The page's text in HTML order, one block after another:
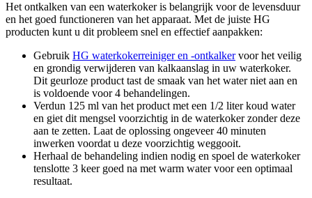
Het ontkalken van een waterkoker is belangrijk voor de levensduur
en het goed functioneren van het apparaat. Met de juiste HG
producten kunt u dit probleem snel en effectief aanpakken:
Gebruik HG waterkokerreiniger en -ontkalkervoor het veilig
en grondig verwijderen van kalkaanslag in uw waterkoker.
Dit geurloze product tast de smaak van het water niet aan en
is voldoende voor 4 behandelingen.
Verdun 125 ml van het product met een 1/2 liter koud water
en giet dit mengsel voorzichtig in de waterkoker zonder deze
aan te zetten. Laat de oplossing ongeveer 40 minuten
inwerken voordat u deze voorzichtig weggooit.
Herhaal de behandeling indien nodig en spoel de waterkoker
tenslotte 3 keer goed na met warm water voor een optimaal
resultaat.